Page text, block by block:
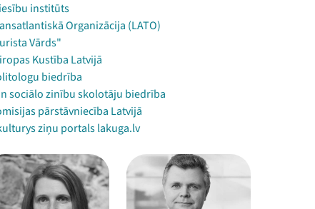
institūts
Organizācija (LATO)
Vārds"
Kustība Latvijā
biedrība
sociālo zinību skolotāju biedrība
pārstāvniecība Latvijā
ziņu portals lakuga.lv